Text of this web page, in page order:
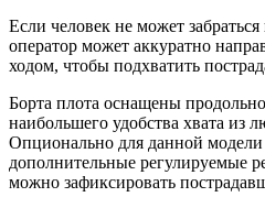
Если человек не может
оператор может аккуратно
ходом, чтобы подхватить
Борта плота оснащены
наибольшего удобства хвата из
Опционально для данной модели
дополнительные регулируемые
можно зафиксировать